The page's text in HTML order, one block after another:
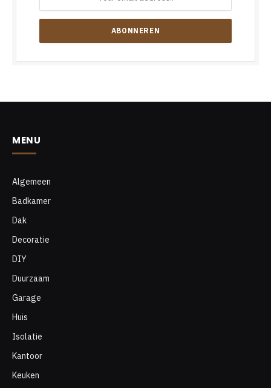
MENU
Algemeen
Badkamer
Dak
Decoratie
DIY
Duurzaam
Garage
Huis
Isolatie
Kantoor
Keuken